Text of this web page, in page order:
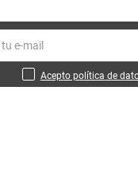
Acepto política de